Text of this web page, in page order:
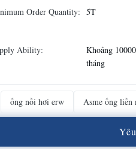
Order Quantity: 5T
Ability:
Khoảng
tháng
ống nồi hơi erw Asme ống liền
Yêu